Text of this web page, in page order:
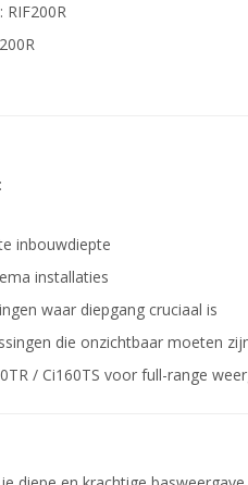
inbouwdiepte
installaties
waar diepgang cruciaal is
die onzichtbaar moeten
/ Ci160TS voor full-range